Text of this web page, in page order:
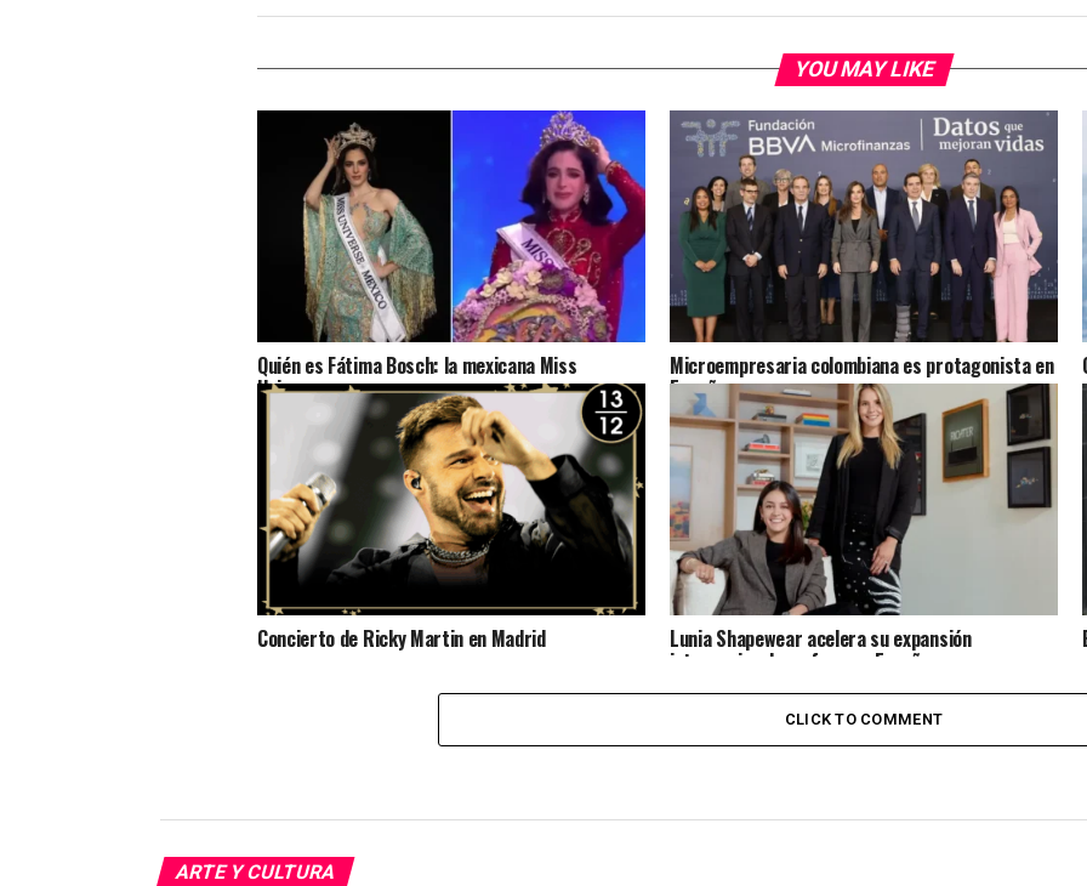
YOU MAY LIKE
Quién es Fátima Bosch: la mexicana Miss
Universo
Microempresaria colombiana es protagonista en
España
Concierto de Ricky Martin en Madrid Lunia Shapewear acelera su expansión
internacional con foco en España
CLICK TO COMMENT
ARTE Y CULTURA